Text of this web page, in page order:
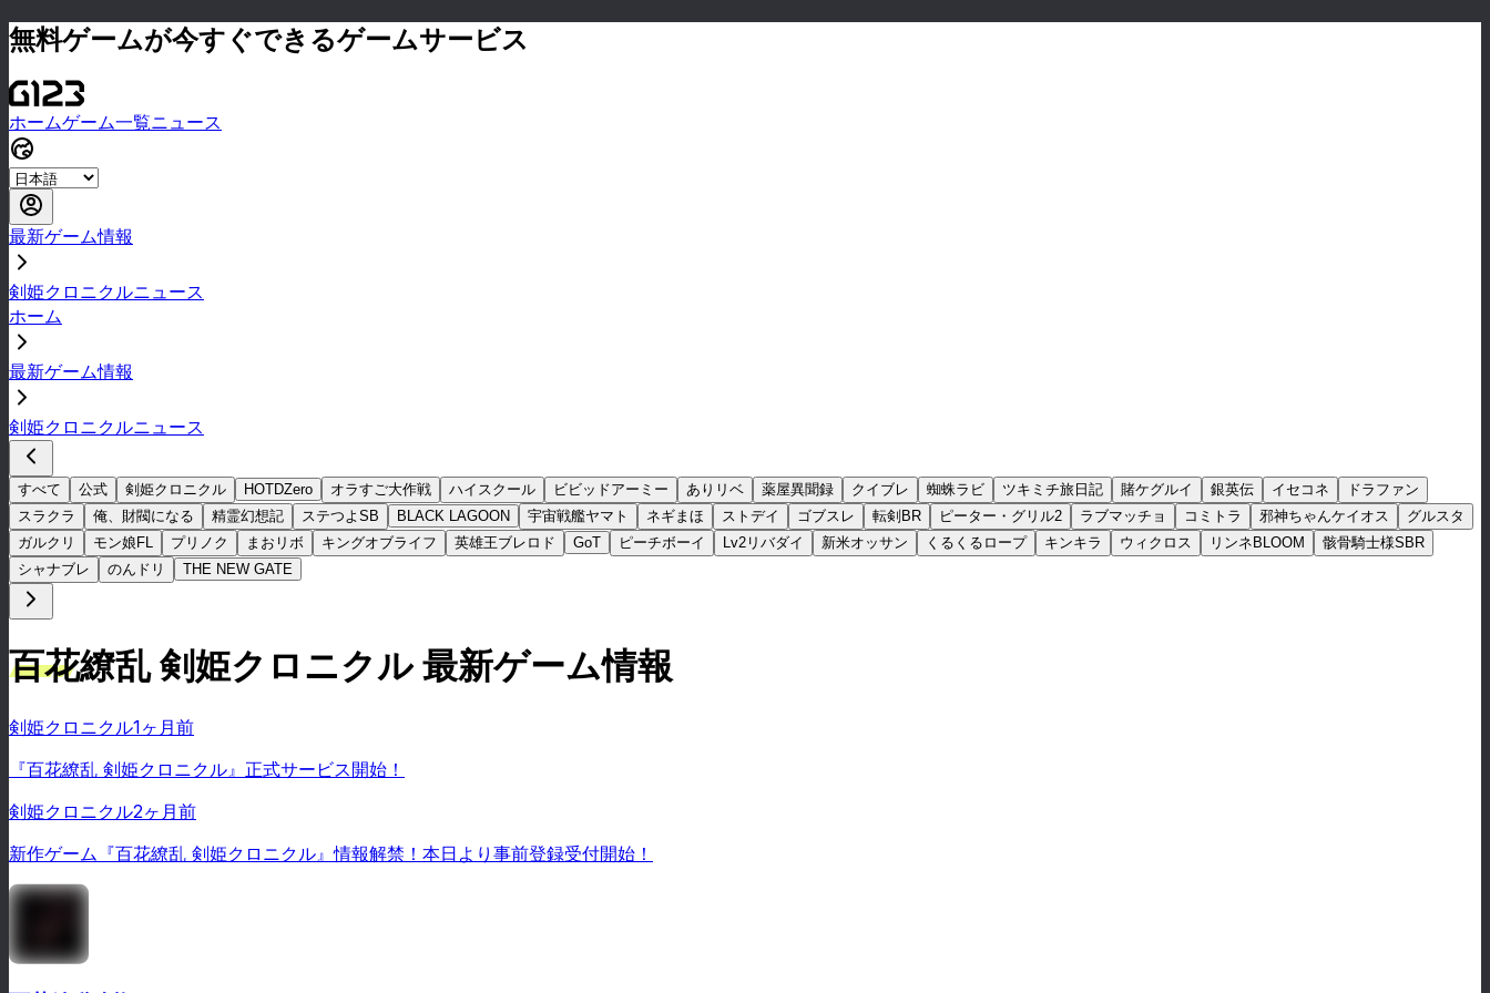
無料ゲームが今すぐできるゲームサービス
ホームゲーム一覧ニュース
最新ゲーム情報
剣姫クロニクルニュース
ホーム
最新ゲーム情報
剣姫クロニクルニュース
すべて 公式 剣姫クロニクル HOTDZero オラすご大作戦 ハイスクール ビビッドアーミー ありリベ 薬屋異聞録 クイブレ 蜘蛛ラビ ツキミチ旅日記 賭ケグルイ 銀英伝 イセコネ
ドラファン
スラクラ
俺、財閥になる 精霊幻想記 ステつよSB BLACK LAGOON 宇宙戦艦ヤマト ネギまほ ストデイ ゴブスレ 転剣BR ピーター・グリル2 ラブマッチョ コミトラ 邪神ちゃんケイオス
グルスタ
ガルクリ
モン娘FL プリノク まおリボ キングオブライフ 英雄王ブレロド GoT ピーチボーイ Lv2リバダイ 新米オッサン くるくるロープ キンキラ ウィクロス リンネBLOOM
骸骨騎士様SBR
シャナブレ
のんドリ THE NEW GATE
百花繚乱 剣姫クロニクル 最新ゲーム情報
剣姫クロニクル1ヶ月前
『百花繚乱 剣姫クロニクル』正式サービス開始！
剣姫クロニクル2ヶ月前
新作ゲーム『百花繚乱 剣姫クロニクル』情報解禁！本日より事前登録受付開始！